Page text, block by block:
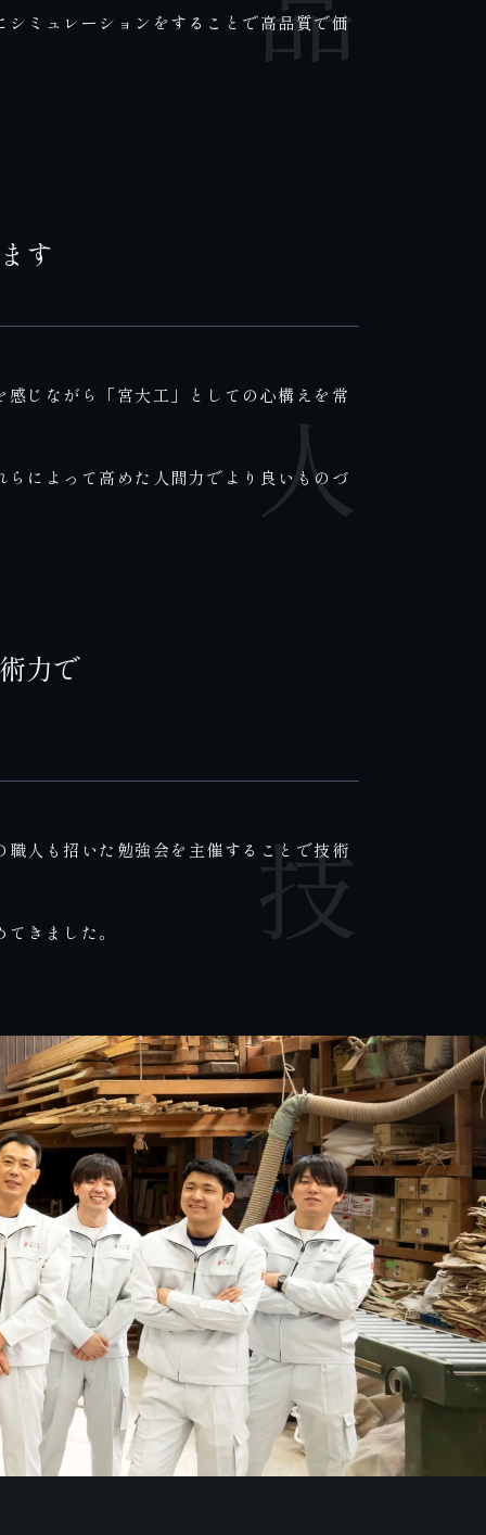
ミュレーションをすることで高品質で価
す
じながら「宮大工」としての心構えを常
によって高めた人間力でより良いものづ
力で
人も招いた勉強会を主催することで技術
きました。